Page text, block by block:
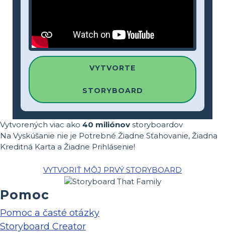
VYTVORTE
STORYBOARD
Vytvorených viac ako 40 miliónov storyboardov
Na Vyskúšanie nie je Potrebné Žiadne Sťahovanie, Žiadna
Kreditná Karta a Žiadne Prihlásenie!
VYTVORIŤ MÔJ PRVÝ STORYBOARD
Pomoc
Pomoc a časté otázky
Storyboard Creator